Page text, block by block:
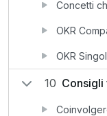
Concetti
OKR
OKR
10 Consigli